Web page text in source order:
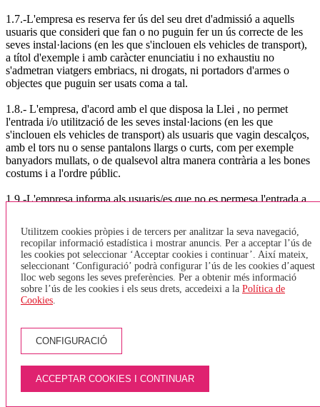
1.7.-L'empresa es reserva fer ús del seu dret d'admissió a aquells
usuaris que consideri que fan o no puguin fer un ús correcte de les
seves instal·lacions (en les que s'inclouen els vehicles de transport),
a títol d'exemple i amb caràcter enunciatiu i no exhaustiu no
s'admetran viatgers embriacs, ni drogats, ni portadors d'armes o
objectes que puguin ser usats coma a tal.
1.8.- L'empresa, d'acord amb el que disposa la Llei , no permet
l'entrada i/o utilització de les seves instal·lacions (en les que
s'inclouen els vehicles de transport) als usuaris que vagin descalços,
amb el tors nu o sense pantalons llargs o curts, com per exemple
banyadors mullats, o de qualsevol altra manera contrària a les bones
costums i a l'ordre públic.
1.9.-L'empresa informa als usuaris/es que no es permesa l'entrada a
quantitat o males olors puguin afectar a la resta d'usuaris del servei.
Tampoc es permet l'entrada d'equipatge i/o paquets amb matèries
perilloses o objectes perillosos.
1.10.-L'empresa no permet l'entrada d'animals dins dels vehicles, a
excepció dels gossos pigall per a invidents. Només es permetrà
transportins homologats.
1.11.-. Bicicletes :
D'acord amb l'Ordre TES/376/2014, que fa referència a la normativa
sobre el transport de bicicletes. i segons el que regular l'article 8, la
normativa a seguir per l'empresa TEISA serà: TRANSPORT
Utilitzem cookies pròpies i de tercers per analitzar la seva navegació,
recopilar informació estadística i mostrar anuncis. Per a acceptar l’ús de
les cookies pot seleccionar ‘Acceptar cookies i continuar’. Així mateix,
seleccionant ‘Configuració’ podrà configurar l’ús de les cookies d’aquest
lloc web segons les seves preferències. Per a obtenir més informació
sobre l’ús de les cookies i els seus drets, accedeixi a la Política de
Cookies.
CONFIGURACIÓ
ACCEPTAR COOKIES I CONTINUAR